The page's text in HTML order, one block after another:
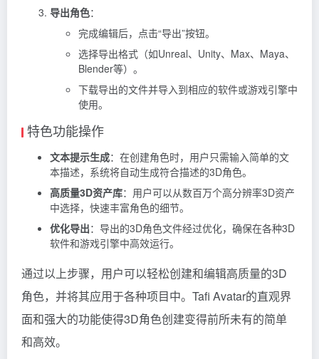
导出角色：
完成编辑后，点击“导出”按钮。
选择导出格式（如Unreal、Unity、Max、Maya、
Blender等）。
下载导出的文件并导入到相应的软件或游戏引擎中
使用。
特色功能操作
文本提示生成：在创建角色时，用户只需输入简单的文
本描述，系统将自动生成符合描述的3D角色。
高质量3D资产库：用户可以从数百万个高分辨率3D资产
中选择，快速丰富角色的细节。
优化导出：导出的3D角色文件经过优化，确保在各种3D
软件和游戏引擎中高效运行。
通过以上步骤，用户可以轻松创建和编辑高质量的3D
角色，并将其应用于各种项目中。Tafi Avatar的直观界
面和强大的功能使得3D角色创建变得前所未有的简单
和高效。